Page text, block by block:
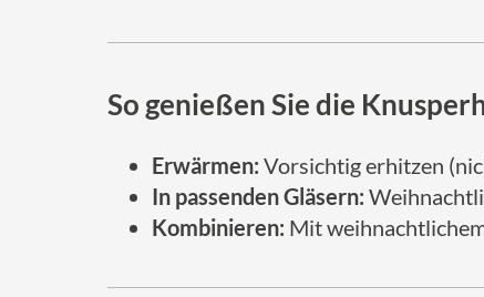
So genießen Sie die
Erwärmen: Vorsichtig erhitzen
In passenden Gläsern:
Kombinieren: Mit